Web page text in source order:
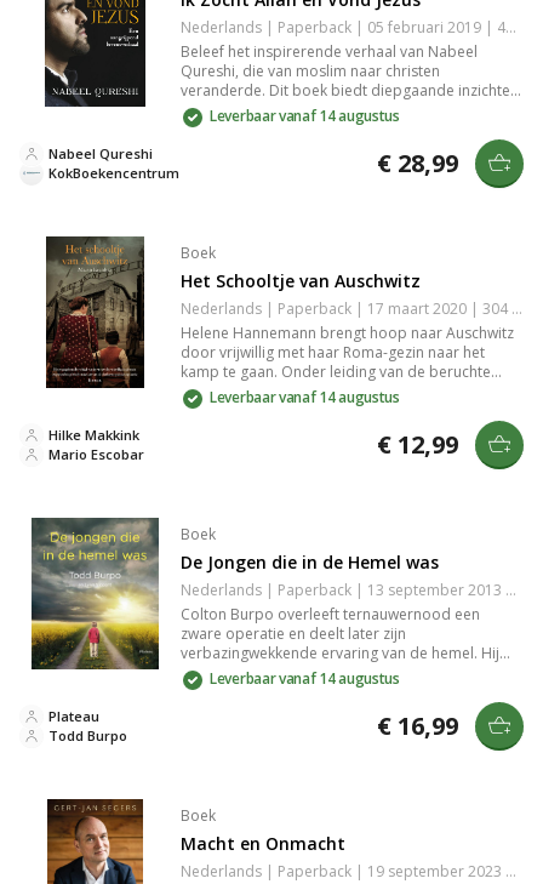
Nederlands | Paperback | 05 februari 2019 | 424 pagina's | 9789043531313
Beleef het inspirerende verhaal van Nabeel
Qureshi, die van moslim naar christen
veranderde. Dit boek biedt diepgaande inzichten
in de islam, de historische zoektocht naar Jezus
en de persoonlijke strijd voor waarheid, met
Leverbaar vanaf 14 augustus
KokBoekencentrum
Nabeel Qureshi € 28,99
Boek
Het Schooltje van Auschwitz
Nederlands | Paperback | 17 maart 2020 | 304 pagina's | 9789029729413
Helene Hannemann brengt hoop naar Auschwitz
door vrijwillig met haar Roma-gezin naar het
kamp te gaan. Onder leiding van de beruchte
Josef Mengele start ze een schooltje dat fungeert
als lichtpuntje midden in de duisternis van de
Holocaust. Een aangrijpende roman over moed
en liefde in een onmenselijke wereld.
Leverbaar vanaf 14 augustus
Mario Escobar
Hilke Makkink € 12,99
Boek
De Jongen die in de Hemel was
Nederlands | Paperback | 13 september 2013 | 9789058040879
Colton Burpo overleeft ternauwernood een
zware operatie en deelt later zijn
verbazingwekkende ervaring van de hemel. Hij
ontmoet zijn zusje, overgrootvader, en Jezus, en
beschrijft liefdevol de hemel. Dit ontroerende
verhaal biedt een unieke kijk op eeuwigheid door
Leverbaar vanaf 14 augustus
Todd Burpo
Plateau € 16,99
Boek
Macht en Onmacht
Nederlands | Paperback | 19 september 2023 | 256 pagina's | 9789463822886